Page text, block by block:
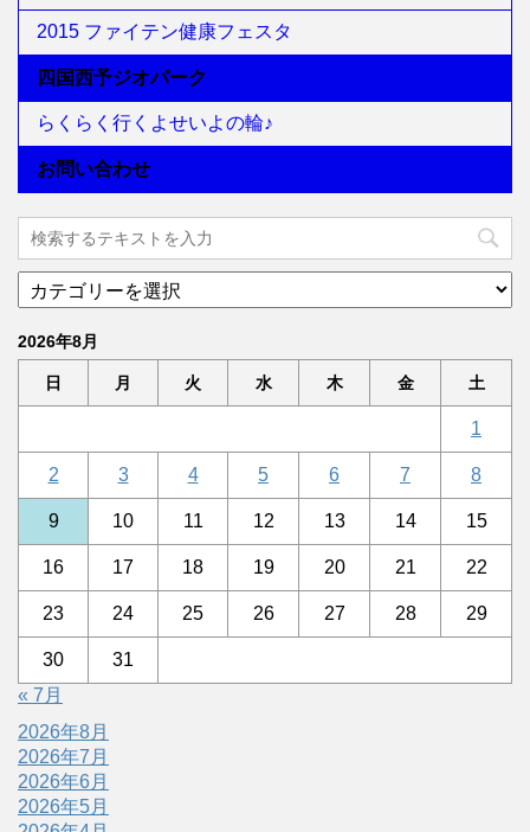
2015 ファイテン健康フェスタ
四国西予ジオパーク
らくらく行くよせいよの輪♪
お問い合わせ
2026年8月
日 月 火 水 木 金 土
1
2 3 4 5 6 7 8
9 10 11 12 13 14 15
16 17 18 19 20 21 22
23 24 25 26 27 28 29
30
31
« 7月
2026年8月
2026年7月
2026年6月
2026年5月